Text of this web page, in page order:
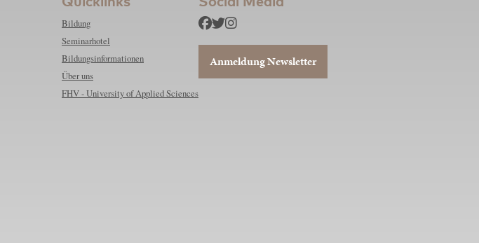
Bildung
Seminarhotel
Bildungsinformationen
Über uns
FHV - University of Applied Sciences
Anmeldung Newsletter